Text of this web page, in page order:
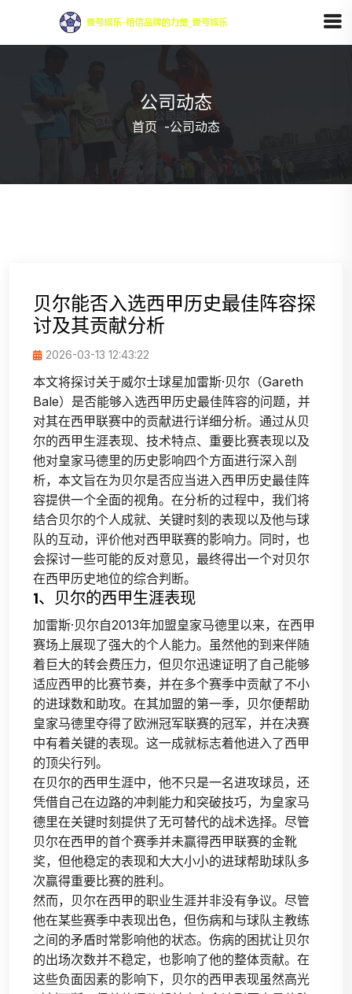
公司动态
首页 -公司动态
贝尔能否入选西甲历史最佳阵容探
讨及其贡献分析
2026-03-13 12:43:22
本文将探讨关于威尔士球星加雷斯·贝尔（Gareth
Bale）是否能够入选西甲历史最佳阵容的问题，并
对其在西甲联赛中的贡献进行详细分析。通过从贝
尔的西甲生涯表现、技术特点、重要比赛表现以及
他对皇家马德里的历史影响四个方面进行深入剖
析，本文旨在为贝尔是否应当进入西甲历史最佳阵
容提供一个全面的视角。在分析的过程中，我们将
结合贝尔的个人成就、关键时刻的表现以及他与球
队的互动，评价他对西甲联赛的影响力。同时，也
会探讨一些可能的反对意见，最终得出一个对贝尔
在西甲历史地位的综合判断。
1、贝尔的西甲生涯表现
加雷斯·贝尔自2013年加盟皇家马德里以来，在西甲
赛场上展现了强大的个人能力。虽然他的到来伴随
着巨大的转会费压力，但贝尔迅速证明了自己能够
适应西甲的比赛节奏，并在多个赛季中贡献了不小
的进球数和助攻。在其加盟的第一季，贝尔便帮助
皇家马德里夺得了欧洲冠军联赛的冠军，并在决赛
中有着关键的表现。这一成就标志着他进入了西甲
的顶尖行列。
在贝尔的西甲生涯中，他不只是一名进攻球员，还
凭借自己在边路的冲刺能力和突破技巧，为皇家马
德里在关键时刻提供了无可替代的战术选择。尽管
贝尔在西甲的首个赛季并未赢得西甲联赛的金靴
奖，但他稳定的表现和大大小小的进球帮助球队多
次赢得重要比赛的胜利。
然而，贝尔在西甲的职业生涯并非没有争议。尽管
他在某些赛季中表现出色，但伤病和与球队主教练
之间的矛盾时常影响他的状态。伤病的困扰让贝尔
的出场次数并不稳定，也影响了他的整体贡献。在
这些负面因素的影响下，贝尔的西甲表现虽然高光